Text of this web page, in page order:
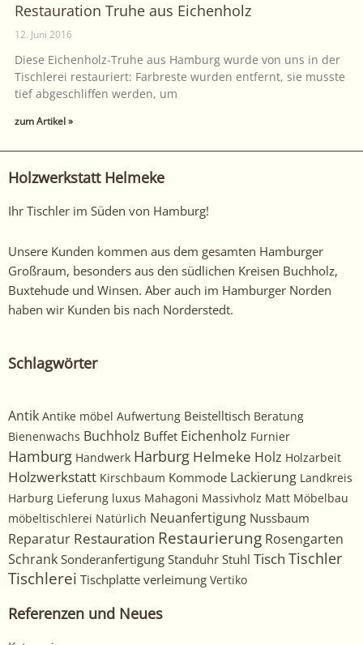
Restauration Truhe aus Eichenholz
12. Juni 2016
Diese Eichenholz-Truhe aus Hamburg wurde von uns in der
Tischlerei restauriert: Farbreste wurden entfernt, sie musste
tief abgeschliffen werden, um
zum Artikel »
Holzwerkstatt Helmeke
Ihr Tischler im Süden von Hamburg!
Unsere Kunden kommen aus dem gesamten Hamburger
Großraum, besonders aus den südlichen Kreisen Buchholz,
Buxtehude und Winsen. Aber auch im Hamburger Norden
haben wir Kunden bis nach Norderstedt.
Schlagwörter
Antik Antike möbel Aufwertung Beistelltisch Beratung
Bienenwachs Buchholz Buffet Eichenholz Furnier
Hamburg Handwerk Harburg Helmeke Holz Holzarbeit
Holzwerkstatt Kirschbaum Kommode Lackierung Landkreis
Harburg Lieferung luxus Mahagoni Massivholz Matt Möbelbau
möbeltischlerei Natürlich Neuanfertigung Nussbaum
Reparatur Restauration Restaurierung Rosengarten
Schrank Sonderanfertigung Standuhr Stuhl Tisch Tischler
Tischlerei Tischplatte verleimung Vertiko
Referenzen und Neues